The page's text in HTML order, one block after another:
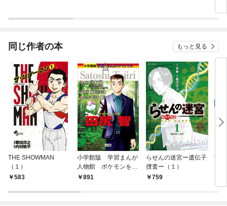
同じ作者の本 もっと見る
THE SHOWMAN
（１）
583
小学館版 学習まんが
人物館 ポケモンをつ
くった男 田尻智
891
らせんの迷宮ー遺伝子
捜査ー（１）
759
愛